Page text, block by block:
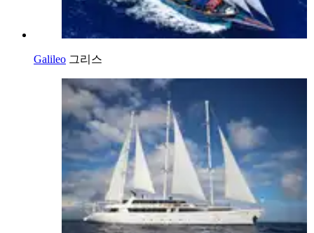
Galileo 그리스